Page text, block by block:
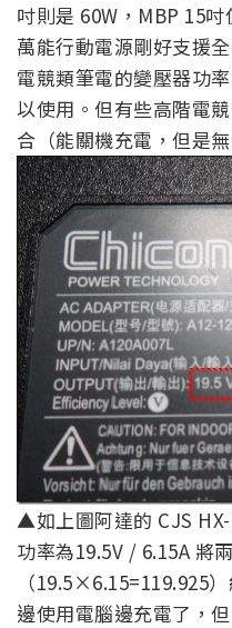
吋則是 60W，MBP 15
萬能行動電源剛好支援
電競類筆電的變壓器功
以使用。但有些高階電
合（能關機充電，但是
▲如上圖阿達的 CJS
功率為19.5V / 6.15A 將
（19.5×6.15=119.925
邊使用電腦邊充電了，